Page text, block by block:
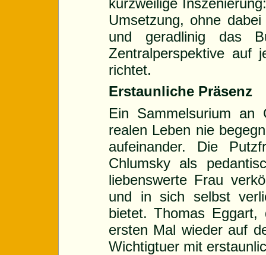
kurzweilige
Umsetzung, ohne
und geradlinig das
Zentralperspektive auf
richtet.
Erstaunliche Präsenz
Ein Sammelsurium an
realen Leben nie
aufeinander. Die
Chlumsky als
liebenswerte Frau
und in sich selbst
bietet. Thomas
ersten Mal wieder auf
Wichtigtuer mit